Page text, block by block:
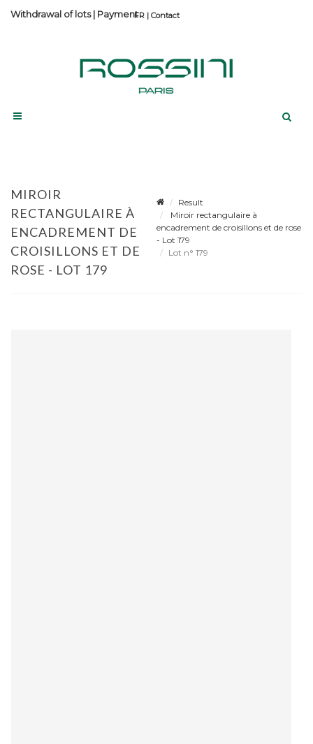
Contact
Withdrawal of lots| Payment
MIROIR
RECTANGULAIRE À
ENCADREMENT DE
CROISILLONS ET DE
ROSE - LOT 179
Result
Miroir rectangulaire à
encadrement de croisillons et de rose
- Lot 179
Lot n° 179